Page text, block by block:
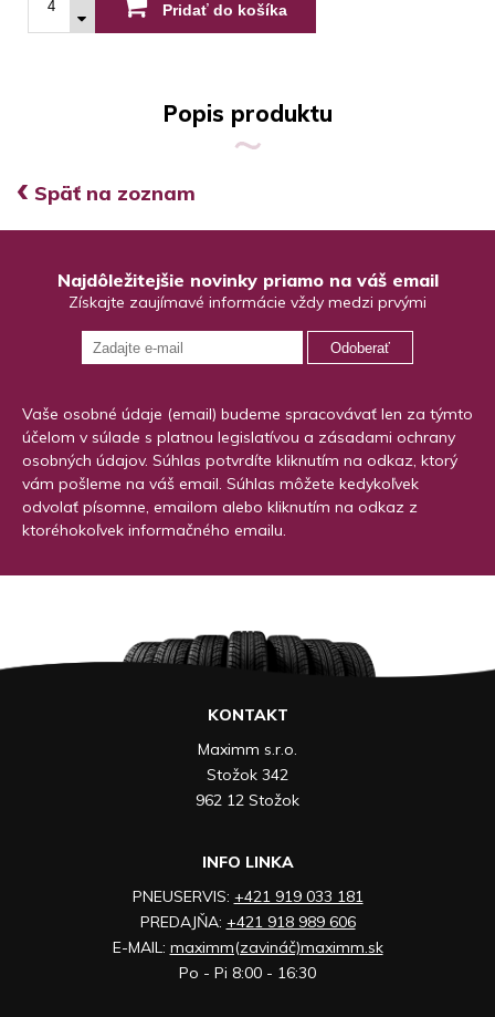
Pridať do košíka
Popis produktu
‹ Späť na zoznam
Najdôležitejšie novinky priamo na váš email
Získajte zaujímavé informácie vždy medzi prvými
Odoberať
Vaše osobné údaje (email) budeme spracovávať len za týmto
účelom v súlade s platnou legislatívou a zásadami ochrany
osobných údajov. Súhlas potvrdíte kliknutím na odkaz, ktorý
vám pošleme na váš email. Súhlas môžete kedykoľvek
odvolať písomne, emailom alebo kliknutím na odkaz z
ktoréhokoľvek informačného emailu.
KONTAKT
Maximm s.r.o.
Stožok 342
962 12 Stožok
INFO LINKA
PNEUSERVIS: +421 919 033 181
PREDAJŇA: +421 918 989 606
E-MAIL: maximm(zavináč)maximm.sk
Po - Pi 8:00 - 16:30